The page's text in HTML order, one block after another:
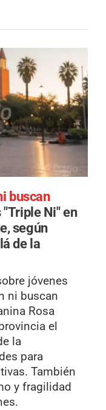
buscan
"Triple Ni" en
según
de la
jóvenes
ni buscan
Rosa
el
la
para
También
y fragilidad